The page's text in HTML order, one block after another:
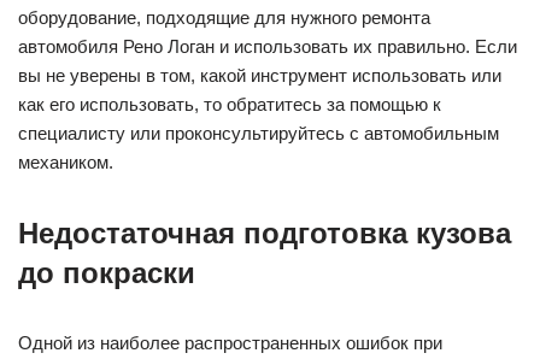
оборудование, подходящие для нужного ремонта
автомобиля Рено Логан и использовать их правильно. Если
вы не уверены в том, какой инструмент использовать или
как его использовать, то обратитесь за помощью к
специалисту или проконсультируйтесь с автомобильным
механиком.
Недостаточная подготовка кузова
до покраски
Одной из наиболее распространенных ошибок при